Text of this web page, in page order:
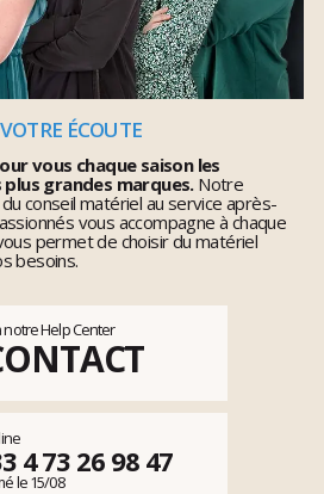
ÉCOUTE
vous chaque saison les
grandes marques.Notre
conseil matériel au service après-
vous accompagne à chaque
permet de choisir du matériel
besoins.
notre Help Center
4 73 26 98 47
le 15/08